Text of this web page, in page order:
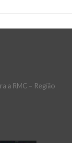
a RMC – Região